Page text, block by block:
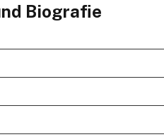
Biografie